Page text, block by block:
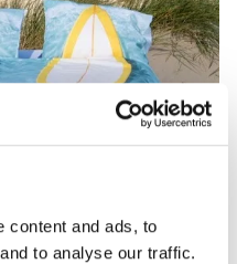
content and ads, to
to analyse our traffic.